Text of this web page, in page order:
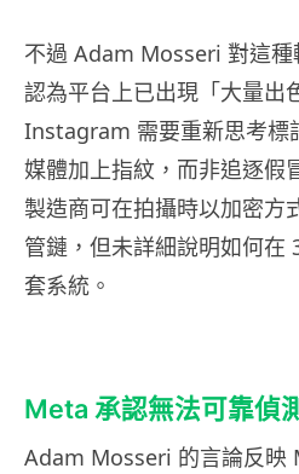
不過 Adam Mosseri 對這
認為平台上已出現「大量出
Instagram 需要重新思考標
媒體加上指紋，而非追逐假
製造商可在拍攝時以加密方
管鏈，但未詳細說明如何在
套系統。
Meta 承認無法可靠偵
Adam Mosseri 的言論反映